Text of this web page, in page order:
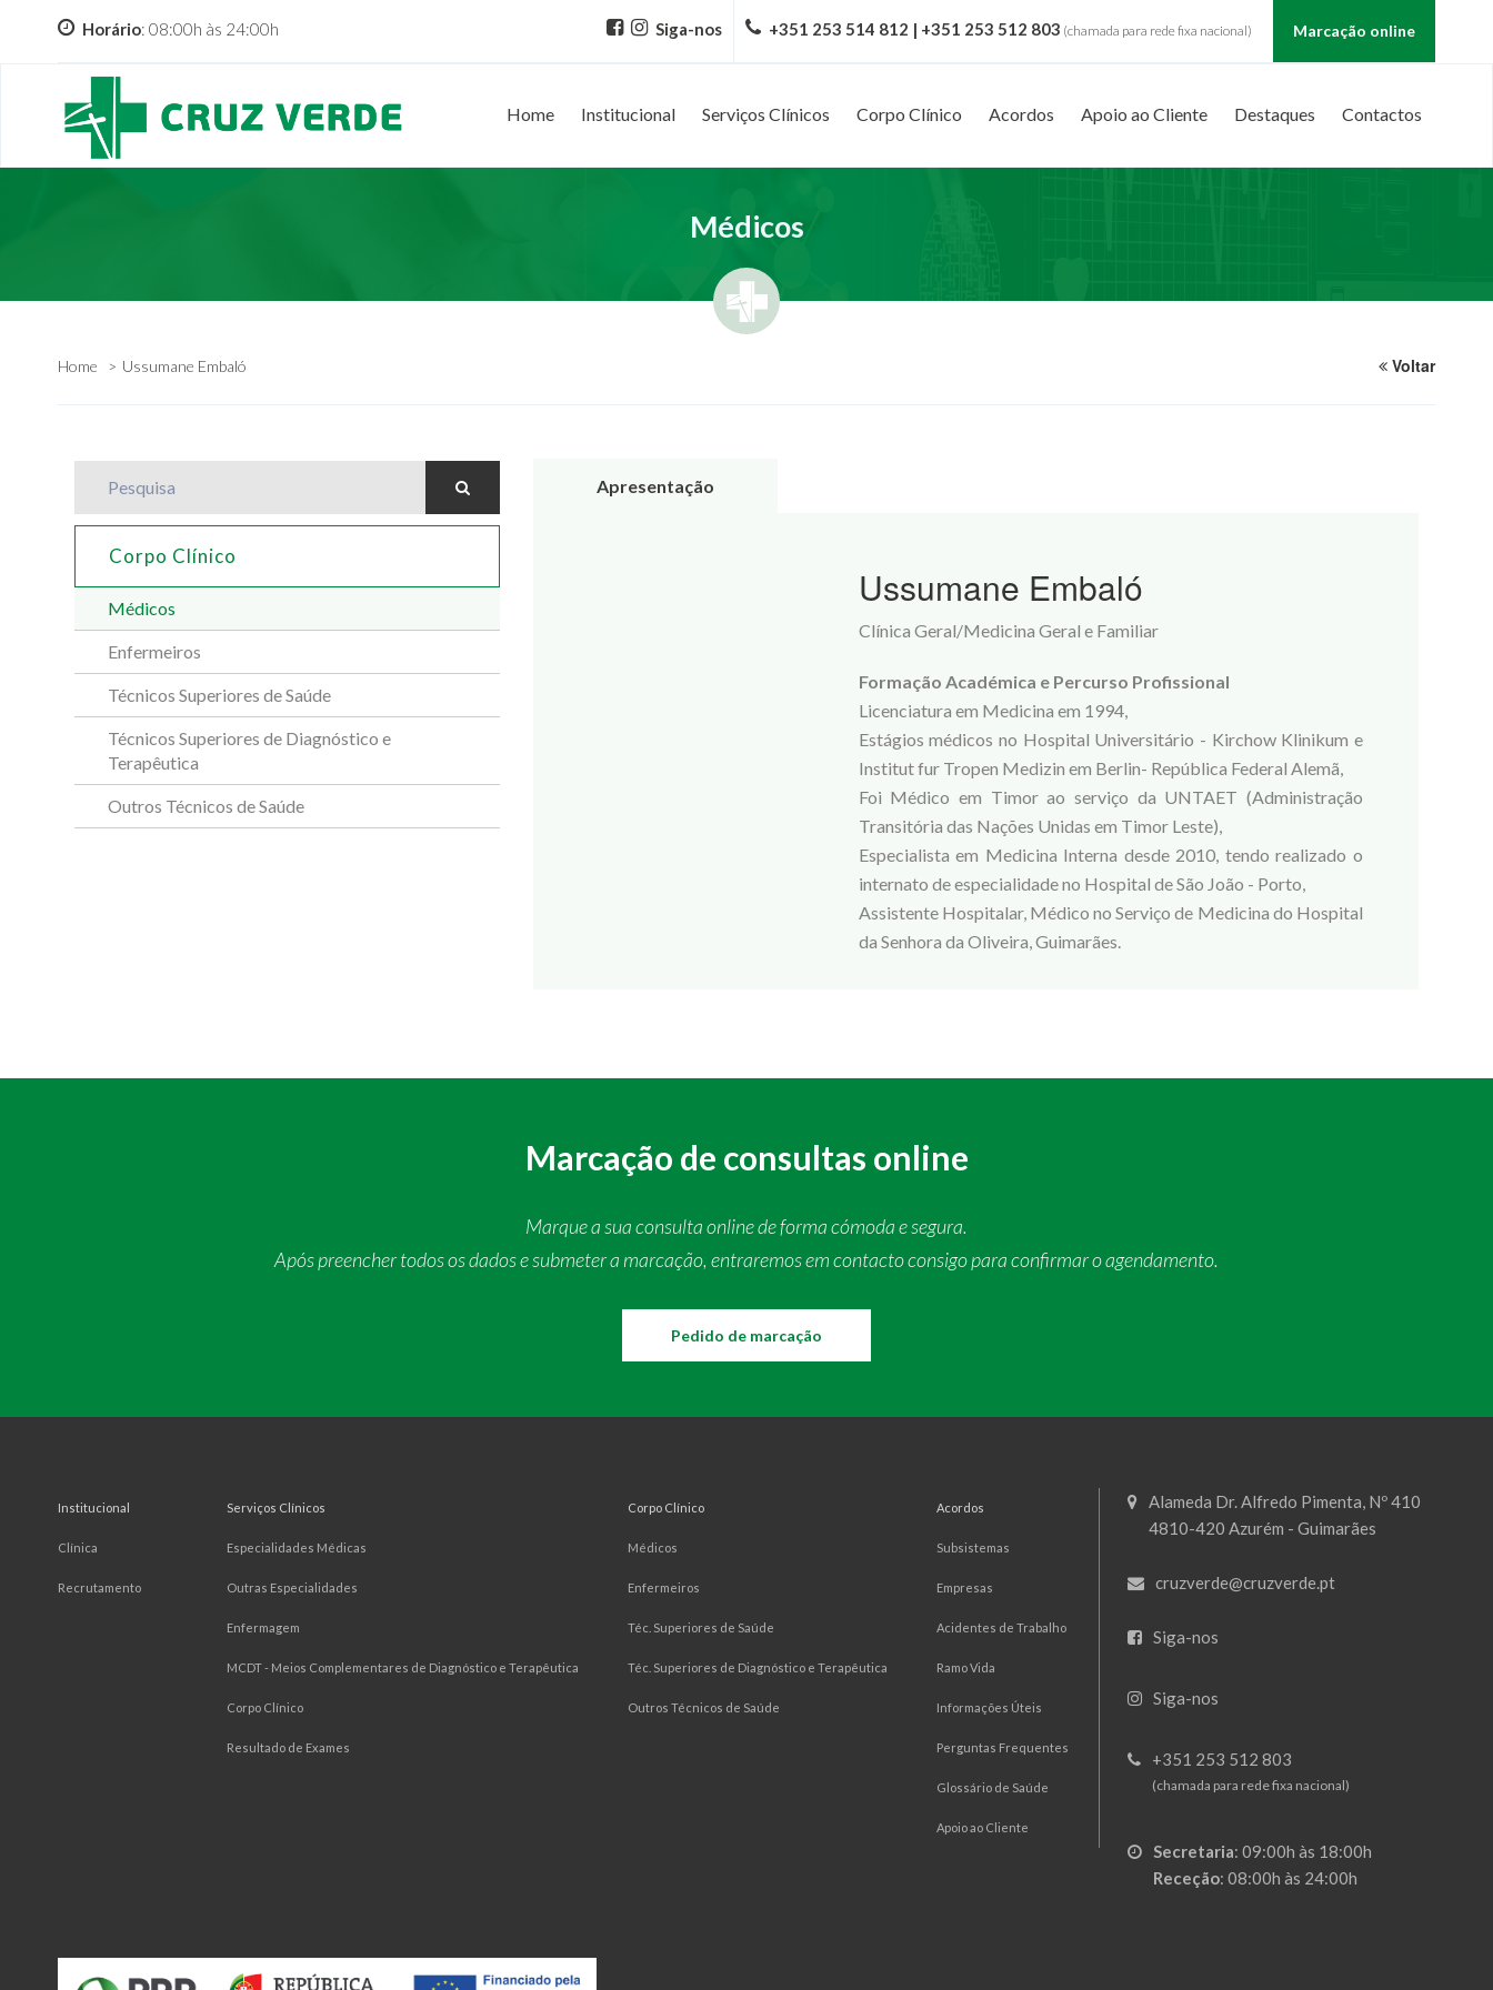
Horário: 08:00h às 24:00h Siga-nos +351 253 514 812 | +351 253 512 803 (chamada para rede fixa nacional) Marcação online
Home Institucional Serviços Clínicos Corpo Clínico Acordos Apoio ao Cliente Destaques Contactos
Médicos
Home Ussumane Embaló Voltar
Corpo Clínico
Médicos
Enfermeiros
Técnicos Superiores de Saúde
Técnicos Superiores de Diagnóstico e
Terapêutica
Outros Técnicos de Saúde
Apresentação
Ussumane Embaló
Clínica Geral/Medicina Geral e Familiar
Formação Académica e Percurso Profissional
Licenciatura em Medicina em 1994,
Estágios médicos no Hospital Universitário - Kirchow Klinikum e
Institut fur Tropen Medizin em Berlin- República Federal Alemã,
Foi Médico em Timor ao serviço da UNTAET (Administração
Transitória das Nações Unidas em Timor Leste),
Especialista em Medicina Interna desde 2010, tendo realizado o
internato de especialidade no Hospital de São João - Porto,
Assistente Hospitalar, Médico no Serviço de Medicina do Hospital
da Senhora da Oliveira, Guimarães.
Marcação de consultas online
Marque a sua consulta online de forma cómoda e segura.
Após preencher todos os dados e submeter a marcação, entraremos em contacto consigo para confirmar o agendamento.
Pedido de marcação
Institucional
Clínica
Recrutamento
Serviços Clínicos
Especialidades Médicas
Outras Especialidades
Enfermagem
MCDT - Meios Complementares de Diagnóstico e Terapêutica
Corpo Clínico
Resultado de Exames
Corpo Clínico
Médicos
Enfermeiros
Téc. Superiores de Saúde
Téc. Superiores de Diagnóstico e Terapêutica
Outros Técnicos de Saúde
Acordos
Subsistemas
Empresas
Acidentes de Trabalho
Ramo Vida
Informações Úteis
Perguntas Frequentes
Glossário de Saúde
Apoio ao Cliente
Alameda Dr. Alfredo Pimenta, Nº 410
4810-420 Azurém - Guimarães
cruzverde@cruzverde.pt
Siga-nos
Siga-nos
+351 253 512 803
(chamada para rede fixa nacional)
Secretaria: 09:00h às 18:00h
Receção: 08:00h às 24:00h